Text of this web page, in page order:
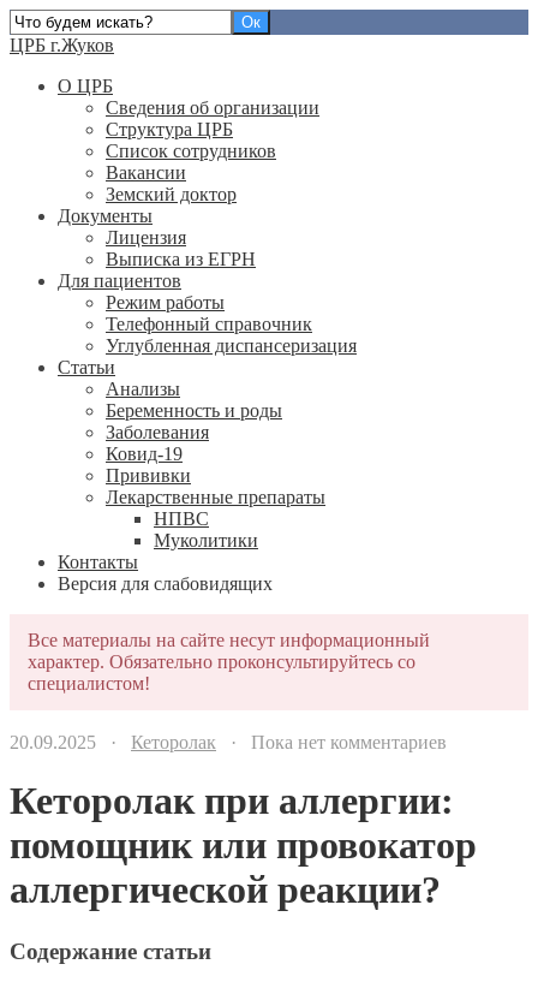
ЦРБ г.Жуков
О ЦРБ
Сведения об организации
Структура ЦРБ
Список сотрудников
Вакансии
Земский доктор
Документы
Лицензия
Выписка из ЕГРН
Для пациентов
Режим работы
Телефонный справочник
Углубленная диспансеризация
Статьи
Анализы
Беременность и роды
Заболевания
Ковид-19
Прививки
Лекарственные препараты
НПВС
Муколитики
Контакты
Версия для слабовидящих
Все материалы на сайте несут информационный
характер. Обязательно проконсультируйтесь со
специалистом!
20.09.2025 · Кеторолак · Пока нет комментариев
Кеторолак при аллергии:
помощник или провокатор
аллергической реакции?
Содержание статьи